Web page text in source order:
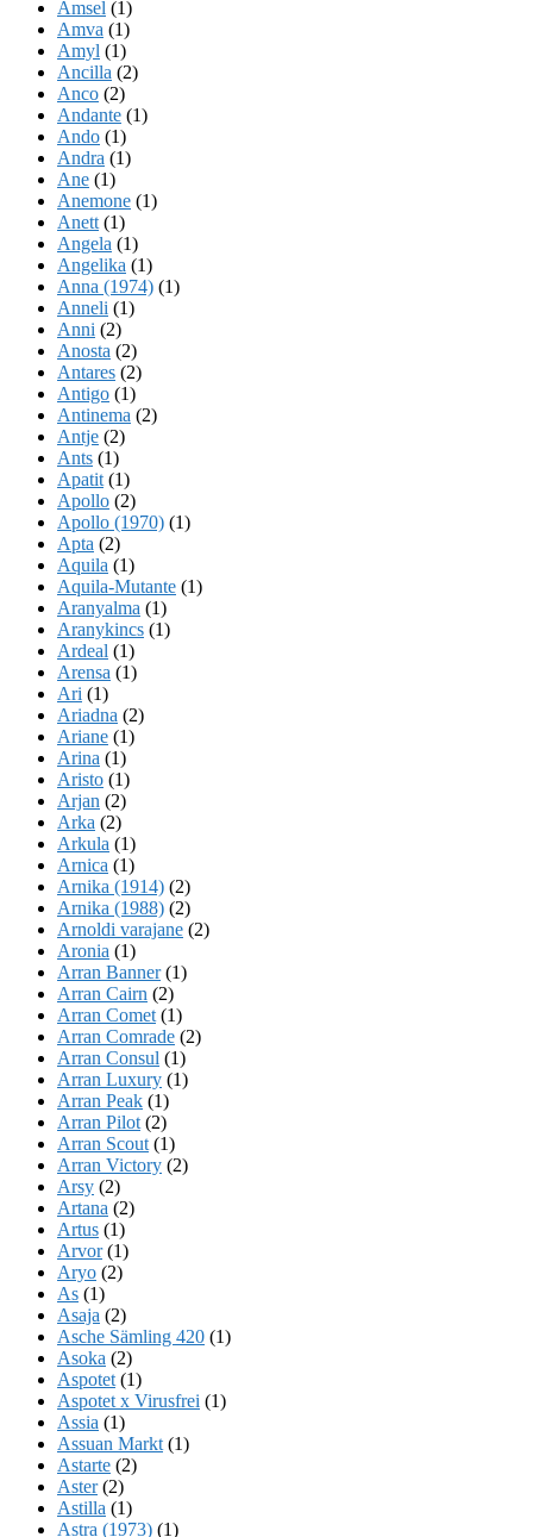
Amsel (1)
Amva (1)
Amyl (1)
Ancilla (2)
Anco (2)
Andante (1)
Ando (1)
Andra (1)
Ane (1)
Anemone (1)
Anett (1)
Angela (1)
Angelika (1)
Anna (1974) (1)
Anneli (1)
Anni (2)
Anosta (2)
Antares (2)
Antigo (1)
Antinema (2)
Antje (2)
Ants (1)
Apatit (1)
Apollo (2)
Apollo (1970) (1)
Apta (2)
Aquila (1)
Aquila-Mutante (1)
Aranyalma (1)
Aranykincs (1)
Ardeal (1)
Arensa (1)
Ari (1)
Ariadna (2)
Ariane (1)
Arina (1)
Aristo (1)
Arjan (2)
Arka (2)
Arkula (1)
Arnica (1)
Arnika (1914) (2)
Arnika (1988) (2)
Arnoldi varajane (2)
Aronia (1)
Arran Banner(1)
Arran Cairn (2)
Arran Comet (1)
Arran Comrade (2)
Arran Consul (1)
Arran Luxury (1)
Arran Peak (1)
Arran Pilot (2)
Arran Scout (1)
Arran Victory (2)
Arsy (2)
Artana (2)
Artus (1)
Arvor(1)
Aryo (2)
As (1)
Asaja (2)
Asche Sämling 420 (1)
Asoka (2)
Aspotet (1)
Aspotet x Virusfrei (1)
Assia (1)
Assuan Markt (1)
Astarte (2)
Aster(2)
Astilla (1)
Astra (1973) (1)